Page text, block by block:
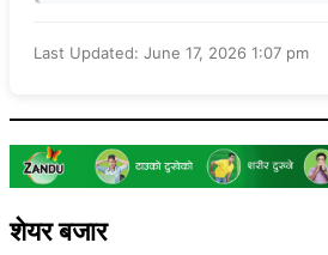
Last Updated: June 17, 2026 1:07 pm
शेयर बजार